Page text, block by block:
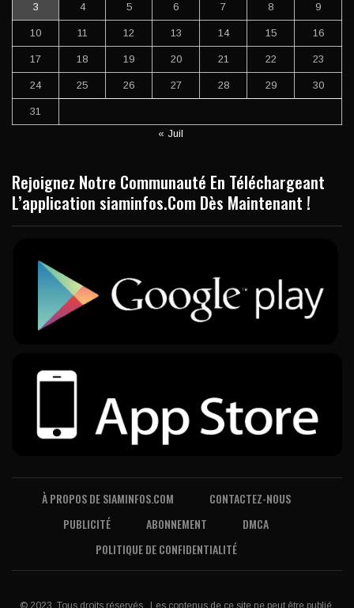
3 4 5 6 7 8 9
10 11 12 13 14 15 16
17 18 19 20 21 22 23
24 25 26 27 28 29 30
31
« Juil
Rejoignez Notre Communauté En Téléchargeant
L’application siaminfos.Com Dès Maintenant !
À PROPOS DE SIAMINFOS.COM
CONTACTEZ-NOUS
PUBLICITÉ
ABONNEMENT
DMCA
POLITIQUE DE CONFIDENTIALITÉ
© 2023, Tous droits réservés . Les contenus de ce site ne peut être publié,